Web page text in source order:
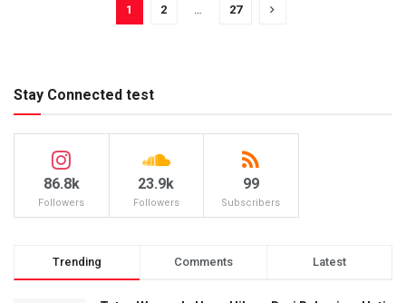
1 2 27
Stay Connected test
86.8k
Followers
23.9k
Followers
99
Subscribers
Trending Comments Latest